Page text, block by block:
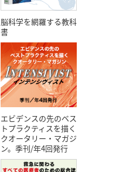
脳科学を網羅する教科
書
エビデンスの先のベス
トプラクティスを描く
クオータリー・マガジ
ン。季刊/年4回発行